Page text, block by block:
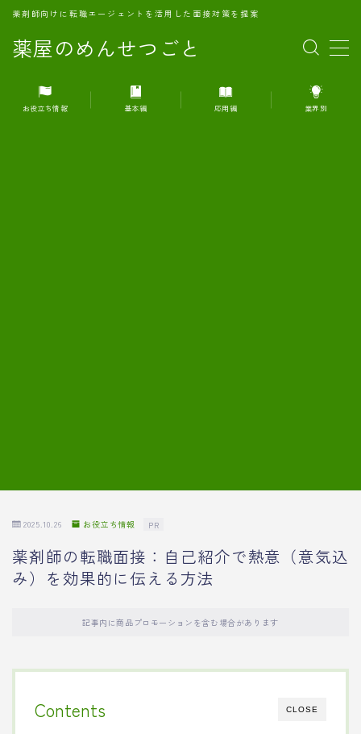
薬屋のめんせつごと
薬剤師向けに転職エージェントを活用した面接対策を提案
MENU
1.転職エージェントとは何か？
お役立ち情報 基本編 応用編 業界別
2025.10.26 お役立ち情報 PR
薬剤師の転職面接：自己紹介で熱意（意気込
み）を効果的に伝える方法
記事内に商品プロモーションを含む場合があります
CLOSE
Contents